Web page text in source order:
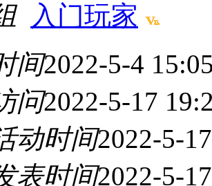
入门玩家
间2022-5-4
问2022-5-17
动时间2022-5-
表时间2022-5-